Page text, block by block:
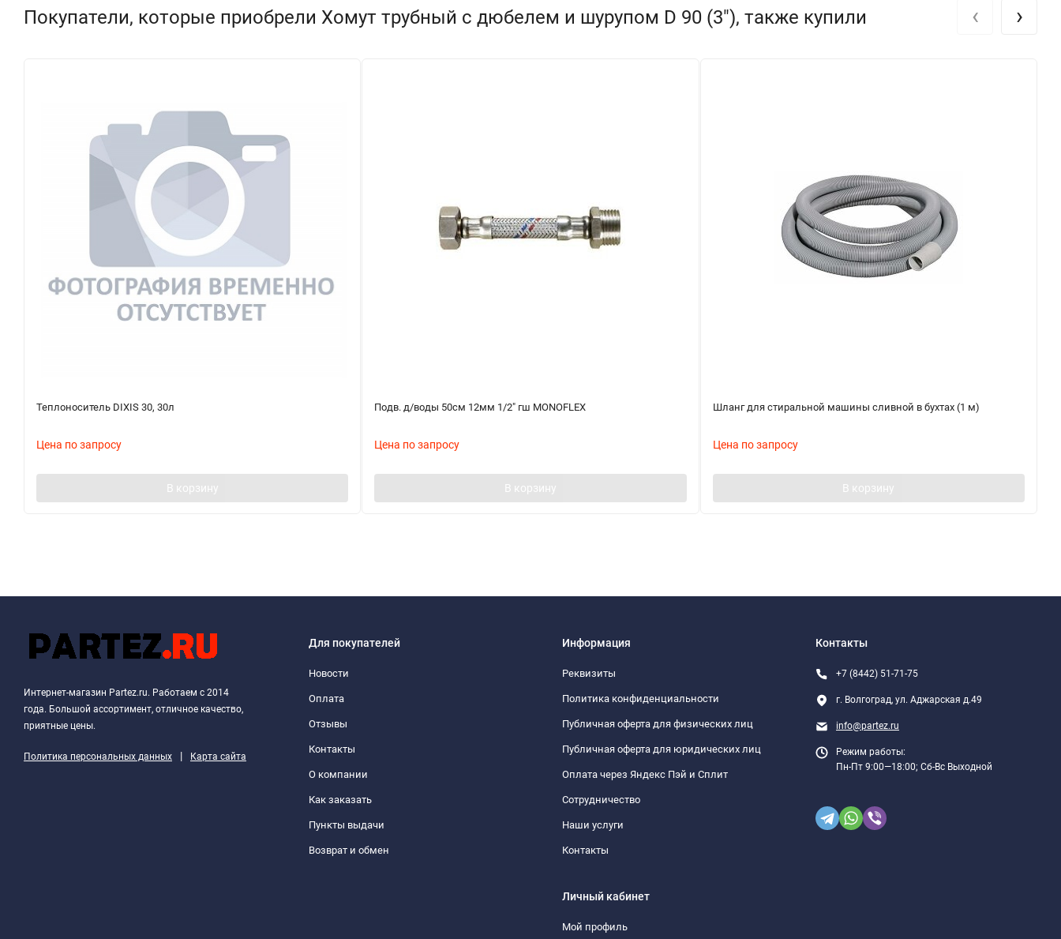
Покупатели, которые приобрели Хомут трубный с дюбелем и шурупом D 90 (3"), также купили
Теплоноситель DIXIS 30, 30л
Цена по запросу
В корзину
Подв. д/воды 50см 12мм 1/2" гш MONOFLEX
Цена по запросу
В корзину
Шланг для стиральной машины сливной в бухтах (1 м)
Цена по запросу
В корзину
‹ ›
Интернет-магазин Partez.ru. Работаем с 2014
года. Большой ассортимент, отличное качество,
приятные цены.
Политика персональных данных | Карта сайта
Для покупателей
Новости
Оплата
Отзывы
Контакты
О компании
Как заказать
Пункты выдачи
Возврат и обмен
Информация
Реквизиты
Политика конфиденциальности
Публичная оферта для физических лиц
Публичная оферта для юридических лиц
Оплата через Яндекс Пэй и Сплит
Сотрудничество
Наши услуги
Контакты
Личный кабинет
Мой профиль
Контакты
+7 (8442) 51-71-75
г. Волгоград, ул. Аджарская д.49
info@partez.ru
Режим работы:
Пн-Пт 9:00—18:00; Сб-Вс Выходной